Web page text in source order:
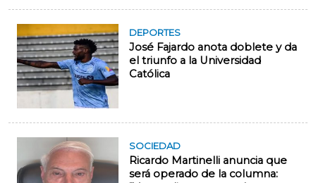
DEPORTES
José Fajardo anota doblete y da
el triunfo a la Universidad
Católica
SOCIEDAD
Ricardo Martinelli anuncia que
será operado de la columna: